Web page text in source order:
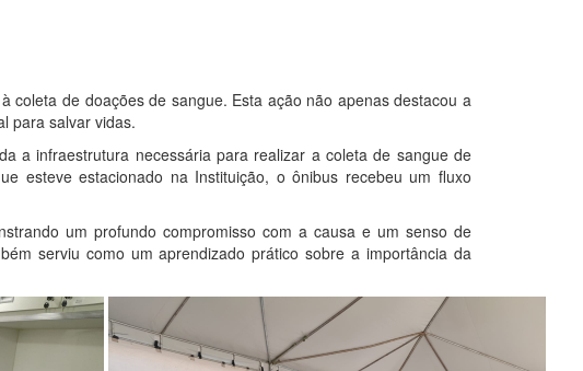
coleta de doações de sangue. Esta ação não apenas destacou a
para salvar vidas.
a infraestrutura necessária para realizar a coleta de sangue de
esteve estacionado na Instituição, o ônibus recebeu um fluxo
um profundo compromisso com a causa e um senso de
serviu como um aprendizado prático sobre a importância da